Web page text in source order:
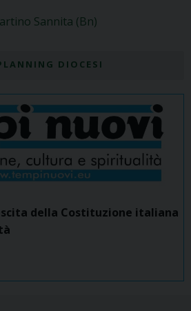
Sannita (Bn)
DIOCESI
della Costituzione italiana